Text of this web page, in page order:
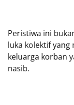
Peristiwa ini
luka kolektif
keluarga korban
nasib.